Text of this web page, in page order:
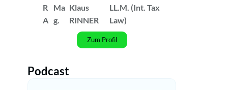
R
A
Ma
g.
Klaus
RINNER
LL.M. (Int. Tax
Law)
Zum Profil
Podcast